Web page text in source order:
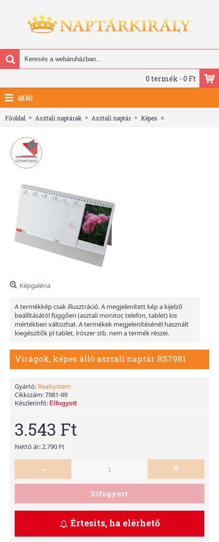
0 termék - 0 Ft
MENÜ
Főoldal Asztali naptárak Asztali naptár Képes
Képgaléria
A termékkép csak illusztráció. A megjelenített kép a kijelző
beállításától függően (asztali monitor, telefon, tablet) kis
mértékben változhat. A termékek megjelenítésénél használt
kiegészítők pl tablet, írószer stb. nem a termék részei.
Virágok, képes álló asztali naptár RS7981
Gyártó: Realsystem
Cikkszám:7981-99
Készletinfó: Elfogyott
3.543 Ft
Nettó ár: 2.790 Ft
- +
Elfogyott
Értesíts, ha elérhető